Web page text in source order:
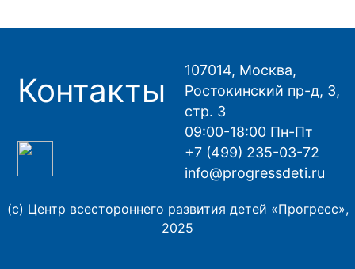
Контакты
107014, Москва,
Ростокинский пр-д, 3,
стр. 3
09:00-18:00 Пн-Пт
+7 (499) 235-03-72
info@progressdeti.ru
(с) Центр всестороннего развития детей «Прогресс»,
2025